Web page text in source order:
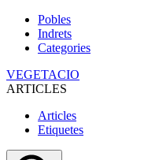
Pobles
Indrets
Categories
VEGETACIO
ARTICLES
Articles
Etiquetes